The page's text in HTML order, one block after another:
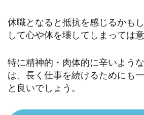
休職となると抵抗を感じるかも
して心や体を壊してしまっては
特に精神的・肉体的に辛いよう
は、長く仕事を続けるためにも
と良いでしょう。